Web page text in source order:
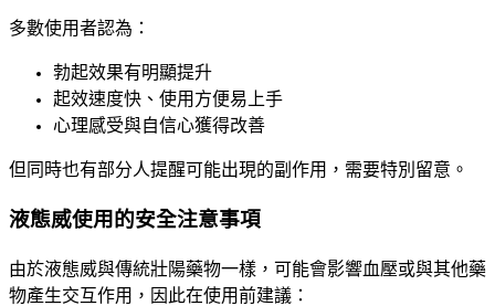
多數使用者認為：
勃起效果有明顯提升
起效速度快、使用方便易上手
心理感受與自信心獲得改善
但同時也有部分人提醒可能出現的副作用，需要特別留意。
液態威使用的安全注意事項
由於液態威與傳統壯陽藥物一樣，可能會影響血壓或與其他藥
物產生交互作用，因此在使用前建議：